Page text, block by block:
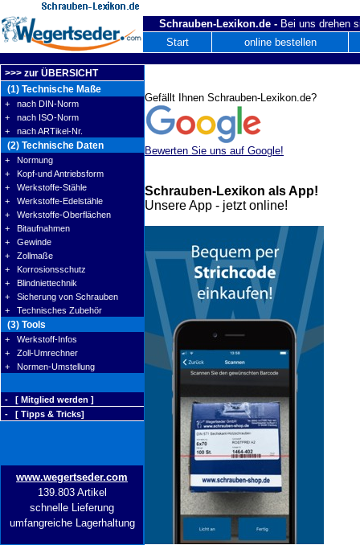
Schrauben-Lexikon.de - Bei uns drehen
Start
online bestellen
>>> zur ÜBERSICHT
(1) Technische Maße
+ nach DIN-Norm
+ nach ISO-Norm
+ nach ARTikel-Nr.
(2) Technische Daten
+ Normung
+ Kopf-und Antriebsform
+ Werkstoffe-Stähle
+ Werkstoffe-Edelstähle
+ Werkstoffe-Oberflächen
+ Bitaufnahmen
+ Gewinde
+ Zollmaße
+ Korrosionsschutz
+ Blindniettechnik
+ Sicherung von Schrauben
+ Technisches Zubehör
(3) Tools
+ Werkstoff-Infos
+ Zoll-Umrechner
+ Normen-Umstellung
- [ Mitglied werden ]
- [ Tipps & Tricks]
www.wegertseder.com
139.803 Artikel
schnelle Lieferung
umfangreiche Lagerhaltung
Gefällt Ihnen Schrauben-Lexikon.de?
Bewerten Sie uns auf Google!
Schrauben-Lexikon als App!
Unsere App - jetzt online!